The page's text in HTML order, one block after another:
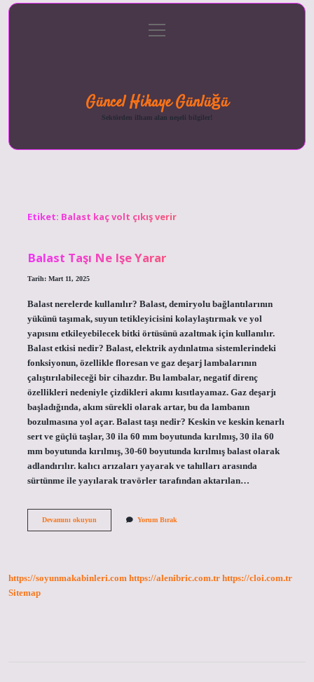
menüyü
aç
Güncel Hikaye Günlüğü
Sektörden ilham alan neşeli bilgiler!
Etiket: Balast kaç volt çıkış verir
Balast Taşı Ne Işe Yarar
Tarih: Mart 11, 2025
Balast nerelerde kullanılır? Balast, demiryolu bağlantılarının
yükünü taşımak, suyun tetikleyicisini kolaylaştırmak ve yol
yapısını etkileyebilecek bitki örtüsünü azaltmak için kullanılır.
Balast etkisi nedir? Balast, elektrik aydınlatma sistemlerindeki
fonksiyonun, özellikle floresan ve gaz deşarj lambalarının
çalıştırılabileceği bir cihazdır. Bu lambalar, negatif direnç
özellikleri nedeniyle çizdikleri akımı kısıtlayamaz. Gaz deşarjı
başladığında, akım sürekli olarak artar, bu da lambanın
bozulmasına yol açar. Balast taşı nedir? Keskin ve keskin kenarlı
sert ve güçlü taşlar, 30 ila 60 mm boyutunda kırılmış, 30 ila 60
mm boyutunda kırılmış, 30-60 boyutunda kırılmış balast olarak
adlandırılır. kalıcı arızaları yayarak ve tahılları arasında
sürtünme ile yayılarak travörler tarafından aktarılan…
Devamını okuyunBalast
Yorum Bırak
https://soyunmakabinleri.com https://alenibric.com.tr https://cloi.com.tr
Sitemap